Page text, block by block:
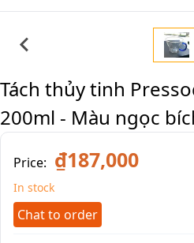
Tách thủy tinh
200ml - Màu ngọc
Price: ₫187,000
In stock
Chat to order